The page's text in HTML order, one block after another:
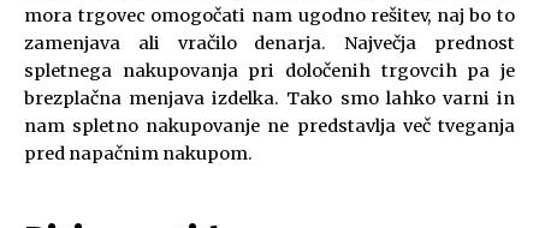
mora trgovec omogočati nam ugodno rešitev, naj bo to
zamenjava ali vračilo denarja. Največja prednost
spletnega nakupovanja pri določenih trgovcih pa je
brezplačna menjava izdelka. Tako smo lahko varni in
nam spletno nakupovanje ne predstavlja več tveganja
pred napačnim nakupom.